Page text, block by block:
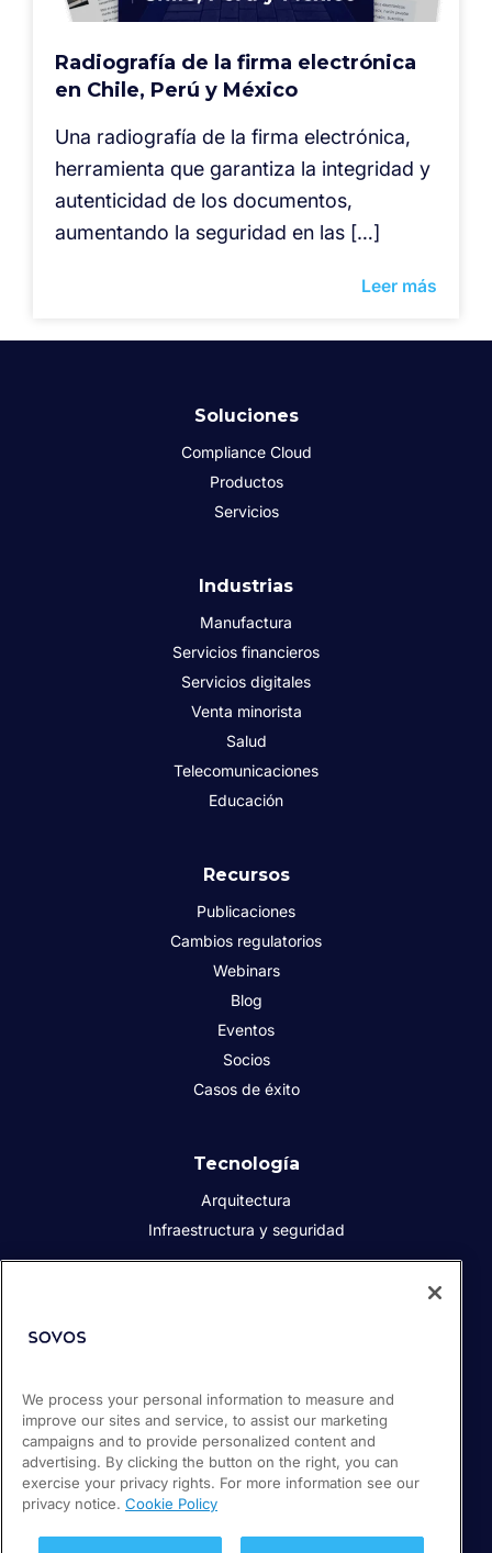
Radiografía de la firma electrónica
en Chile, Perú y México
⁠Una radiografía de la firma electrónica,
herramienta que garantiza la integridad y
autenticidad de los documentos,
aumentando la seguridad en las […]
Leer más
Soluciones
Compliance Cloud
Productos
Servicios
Industrias
Manufactura
Servicios financieros
Servicios digitales
Venta minorista
Salud
Telecomunicaciones
Educación
Recursos
Publicaciones
Cambios regulatorios
Webinars
Blog
Eventos
Socios
Casos de éxito
Tecnología
Arquitectura
Infraestructura y seguridad
Prensa
Empleos
Soporte / Portal de clientes
We process your personal information to measure and
improve our sites and service, to assist our marketing
campaigns and to provide personalized content and
advertising. By clicking the button on the right, you can
exercise your privacy rights. For more information see our
privacy notice. Cookie Policy